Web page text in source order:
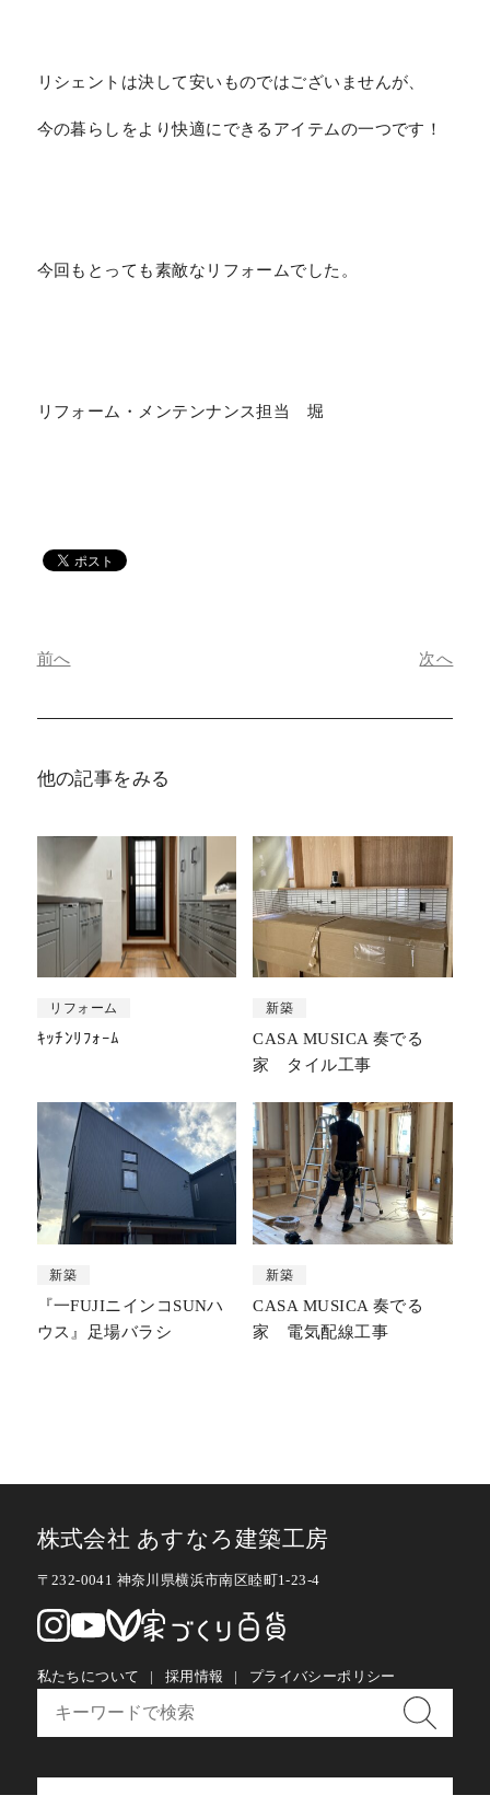
リシェントは決して安いものではございませんが、
今の暮らしをより快適にできるアイテムの一つです！
今回もとっても素敵なリフォームでした。
リフォーム・メンテンナンス担当 堀
前へ 次へ
他の記事をみる
リフォーム
ｷｯﾁﾝﾘﾌｫｰﾑ
新築
CASA MUSICA 奏でる
家 タイル工事
新築
『一FUJIニインコSUNハ
ウス』足場バラシ
新築
CASA MUSICA 奏でる
家 電気配線工事
株式会社 あすなろ建築工房
〒232-0041 神奈川県横浜市南区睦町1-23-4
私たちについて 採用情報 プライバシーポリシー